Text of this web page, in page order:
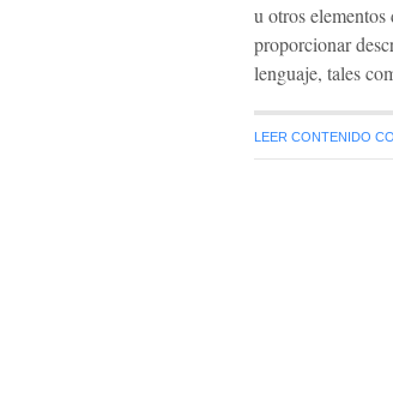
u otros
proporcionar
lenguaje, tales
LEER CONTENIDO